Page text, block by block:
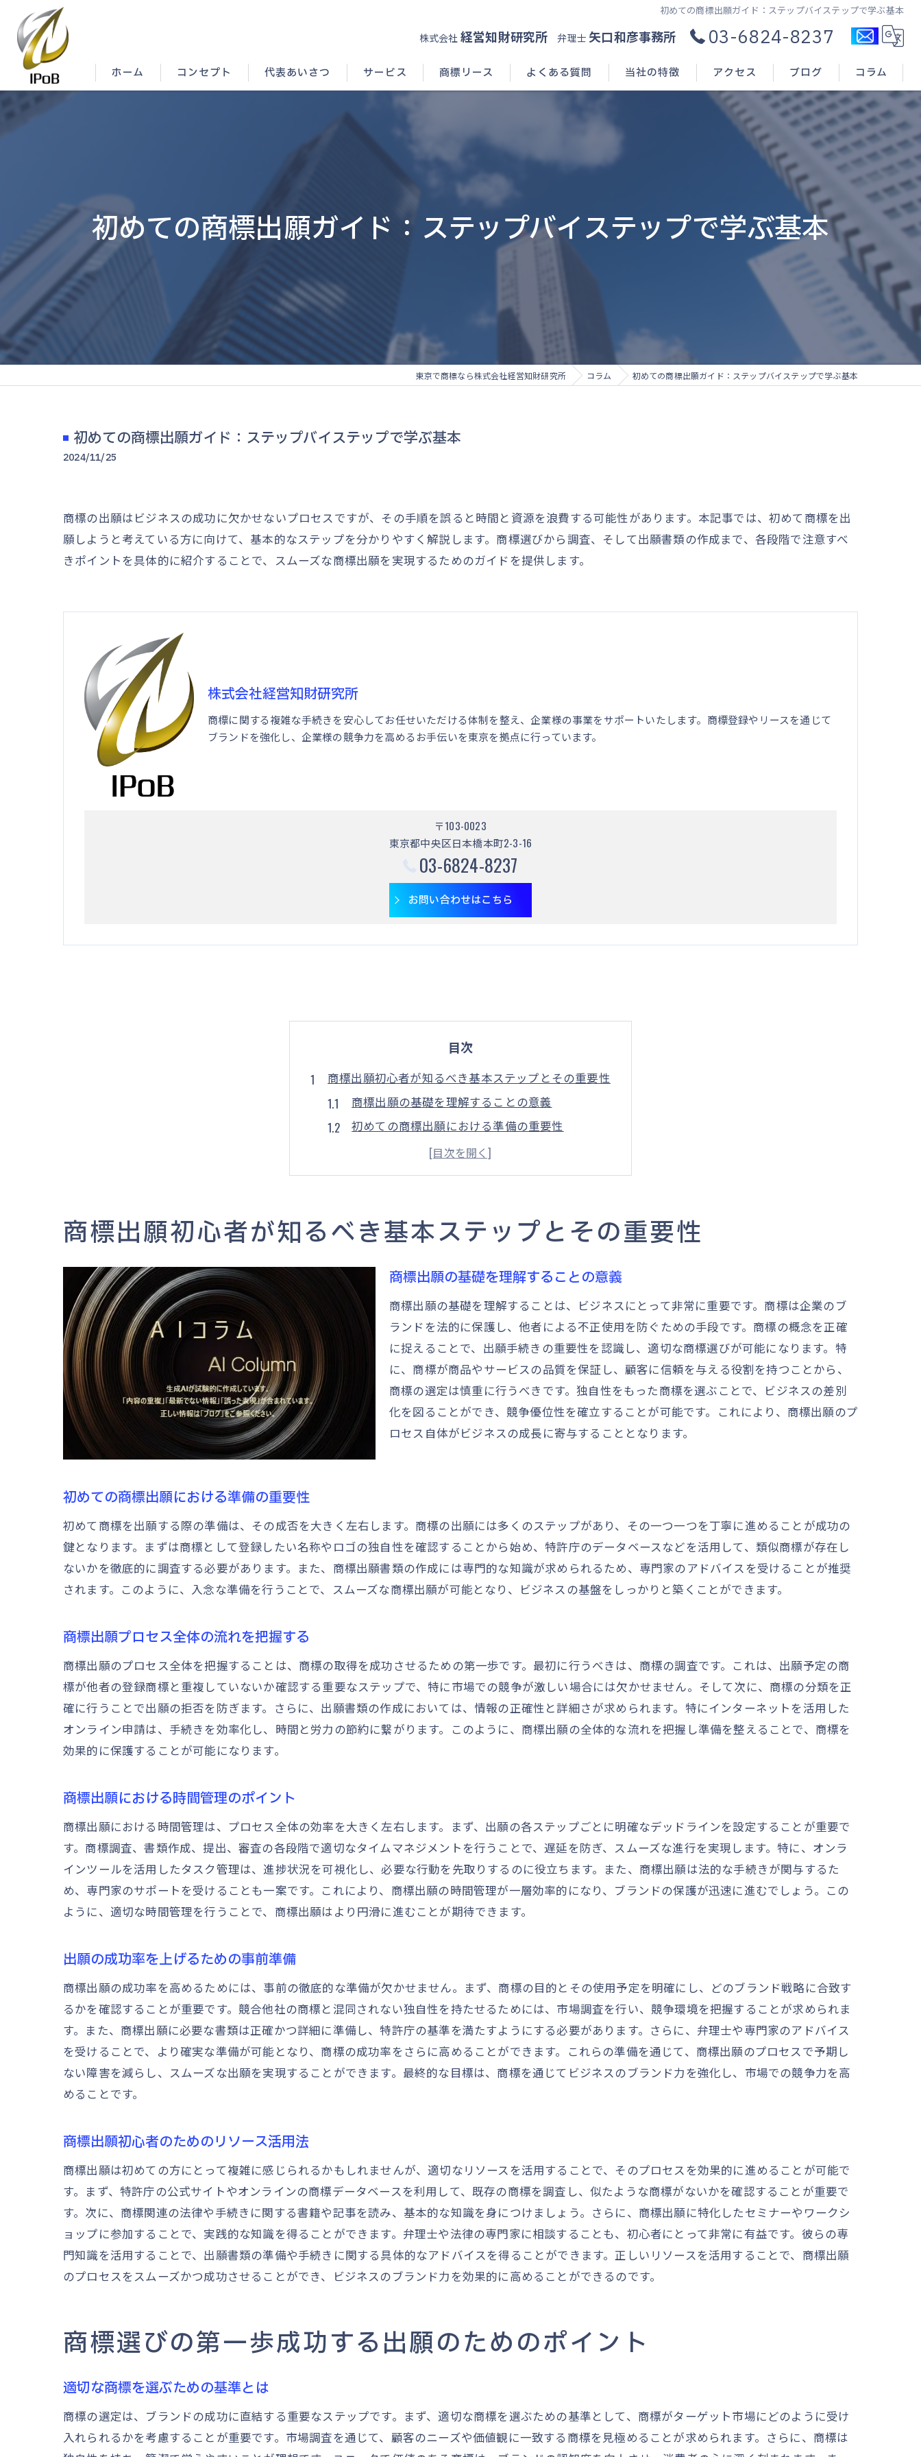
初めての商標出願ガイド：ステップバイステップで学ぶ基本
株式会社 経営知財研究所 弁理士 矢口和彦事務所 03-6824-8237
ホーム コンセプト 代表あいさつ サービス 商標リース よくある質問 当社の特徴
登録
アクセス ブログ コラム
初めての商標出願ガイド：ステップバイステップで学ぶ基本
東京で商標なら株式会社経営知財研究所 コラム 初めての商標出願ガイド：ステップバイステップで学ぶ基本
初めての商標出願ガイド：ステップバイステップで学ぶ基本
2024/11/25
商標の出願はビジネスの成功に欠かせないプロセスですが、その手順を誤ると時間と資源を浪費する可能性があります。本記事では、初めて商標を出
願しようと考えている方に向けて、基本的なステップを分かりやすく解説します。商標選びから調査、そして出願書類の作成まで、各段階で注意すべ
きポイントを具体的に紹介することで、スムーズな商標出願を実現するためのガイドを提供します。
株式会社経営知財研究所
商標に関する複雑な手続きを安心してお任せいただける体制を整え、企業様の事業をサポートいたします。商標登録やリースを通じて
ブランドを強化し、企業様の競争力を高めるお手伝いを東京を拠点に行っています。
〒103-0023
東京都中央区日本橋本町2-3-16
03-6824-8237
お問い合わせはこちら
目次
商標出願初心者が知るべき基本ステップとその重要性
商標出願の基礎を理解することの意義
初めての商標出願における準備の重要性
商標出願プロセス全体の流れを把握する
商標出願における時間管理のポイント
商標出願初心者のためのリソース活用法
商標選びの第一歩成功する出願のためのポイント
適切な商標を選ぶための基準とは
商標選びで避けるべき落とし穴
ブランドイメージと商標選びの関連性
商標選びにおける市場調査の役割
成功する商標選びのための実践的手法
商標選びの初期段階で考慮すべき法的要件
商標調査の重要性混同を避けるための具体的手法
商標調査が商標出願に与える影響
混同を避けるために押さえるべき基本
商標調査における注意点と問題解決策
商標調査結果を出願戦略に活用する方法
商標出願書類作成のコツミスを防ぐための注意点
書類作成時の一般的なミスとその回避策
商標出願書類に必要な証拠とその準備
専門家の協力を得るメリットと方法
特許庁での審査過程とその評価基準
審査結果への対応方法と戦略
特許庁提出後のフォローアップ手順
特許庁からの通知の理解と対応策
ビジネス戦略における商標の役割と未来への影響
商標がもたらす競合優位性の確保
商標の未来に向けた戦略的活用法
商標をビジネス成長に結びつける方法
商標がもたらすビジネス展開の可能性
商標出願におけるリスク管理の重要性
成功する商標出願のための協力体制
商標出願の成功事例に学ぶポイント
商標登録までの流れをマスターするための徹底解説
商標登録までの各段階の詳細解説
登録申請後のフォローアップと管理
商標出願初心者が知るべき基本ステップとその重要性
商標出願の基礎を理解することの意義
商標出願の基礎を理解することは、ビジネスにとって非常に重要です。商標は企業のブ
ランドを法的に保護し、他者による不正使用を防ぐための手段です。商標の概念を正確
に捉えることで、出願手続きの重要性を認識し、適切な商標選びが可能になります。特
に、商標が商品やサービスの品質を保証し、顧客に信頼を与える役割を持つことから、
商標の選定は慎重に行うべきです。独自性をもった商標を選ぶことで、ビジネスの差別
化を図ることができ、競争優位性を確立することが可能です。これにより、商標出願のプ
ロセス自体がビジネスの成長に寄与することとなります。
初めての商標出願における準備の重要性
初めて商標を出願する際の準備は、その成否を大きく左右します。商標の出願には多くのステップがあり、その一つ一つを丁寧に進めることが成功の
鍵となります。まずは商標として登録したい名称やロゴの独自性を確認することから始め、特許庁のデータベースなどを活用して、類似商標が存在し
ないかを徹底的に調査する必要があります。また、商標出願書類の作成には専門的な知識が求められるため、専門家のアドバイスを受けることが推奨
されます。このように、入念な準備を行うことで、スムーズな商標出願が可能となり、ビジネスの基盤をしっかりと築くことができます。
商標出願プロセス全体の流れを把握する
商標出願のプロセス全体を把握することは、商標の取得を成功させるための第一歩です。最初に行うべきは、商標の調査です。これは、出願予定の商
標が他者の登録商標と重複していないか確認する重要なステップで、特に市場での競争が激しい場合には欠かせません。そして次に、商標の分類を正
確に行うことで出願の拒否を防ぎます。さらに、出願書類の作成においては、情報の正確性と詳細さが求められます。特にインターネットを活用した
オンライン申請は、手続きを効率化し、時間と労力の節約に繋がります。このように、商標出願の全体的な流れを把握し準備を整えることで、商標を
効果的に保護することが可能になります。
商標出願における時間管理のポイント
商標出願における時間管理は、プロセス全体の効率を大きく左右します。まず、出願の各ステップごとに明確なデッドラインを設定することが重要で
す。商標調査、書類作成、提出、審査の各段階で適切なタイムマネジメントを行うことで、遅延を防ぎ、スムーズな進行を実現します。特に、オンラ
インツールを活用したタスク管理は、進捗状況を可視化し、必要な行動を先取りするのに役立ちます。また、商標出願は法的な手続きが関与するた
め、専門家のサポートを受けることも一案です。これにより、商標出願の時間管理が一層効率的になり、ブランドの保護が迅速に進むでしょう。この
ように、適切な時間管理を行うことで、商標出願はより円滑に進むことが期待できます。
出願の成功率を上げるための事前準備
商標出願の成功率を高めるためには、事前の徹底的な準備が欠かせません。まず、商標の目的とその使用予定を明確にし、どのブランド戦略に合致す
るかを確認することが重要です。競合他社の商標と混同されない独自性を持たせるためには、市場調査を行い、競争環境を把握することが求められま
す。また、商標出願に必要な書類は正確かつ詳細に準備し、特許庁の基準を満たすようにする必要があります。さらに、弁理士や専門家のアドバイス
を受けることで、より確実な準備が可能となり、商標の成功率をさらに高めることができます。これらの準備を通じて、商標出願のプロセスで予期し
ない障害を減らし、スムーズな出願を実現することができます。最終的な目標は、商標を通じてビジネスのブランド力を強化し、市場での競争力を高
めることです。
商標出願初心者のためのリソース活用法
商標出願は初めての方にとって複雑に感じられるかもしれませんが、適切なリソースを活用することで、そのプロセスを効果的に進めることが可能で
す。まず、特許庁の公式サイトやオンラインの商標データベースを利用して、既存の商標を調査し、似たような商標がないかを確認することが重要で
す。次に、商標関連の法律や手続きに関する書籍や記事を読み、基本的な知識を身につけましょう。さらに、商標出願に特化したセミナーやワークシ
ョップに参加することで、実践的な知識を得ることができます。弁理士や法律の専門家に相談することも、初心者にとって非常に有益です。彼らの専
門知識を活用することで、出願書類の準備や手続きに関する具体的なアドバイスを得ることができます。正しいリソースを活用することで、商標出願
のプロセスをスムーズかつ成功させることができ、ビジネスのブランド力を効果的に高めることができるのです。
商標選びの第一歩成功する出願のためのポイント
適切な商標を選ぶための基準とは
商標の選定は、ブランドの成功に直結する重要なステップです。まず、適切な商標を選ぶための基準として、商標がターゲット市場にどのように受け
入れられるかを考慮することが重要です。市場調査を通じて、顧客のニーズや価値観に一致する商標を見極めることが求められます。さらに、商標は